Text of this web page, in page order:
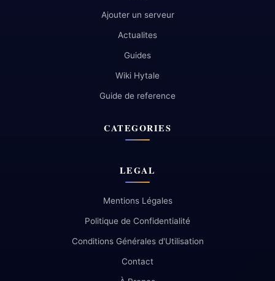
Ajouter un serveur
Actualites
Guides
Wiki Hytale
Guide de reference
CATEGORIES
LEGAL
Mentions Légales
Politique de Confidentialité
Conditions Générales d'Utilisation
Contact